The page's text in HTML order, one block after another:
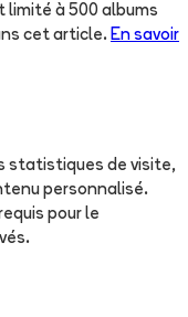
limité à 500 albums
cet article. En savoir
statistiques de visite,
personnalisé.
pour le